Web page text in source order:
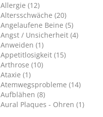
Allergie (12)
Altersschwäche (20)
Angelaufene Beine (5)
Angst / Unsicherheit (4)
Anweiden (1)
Appetitlosigkeit (15)
Arthrose (10)
Ataxie (1)
Atemwegsprobleme (14)
Aufblähen (8)
Aural Plaques - Ohren (1)